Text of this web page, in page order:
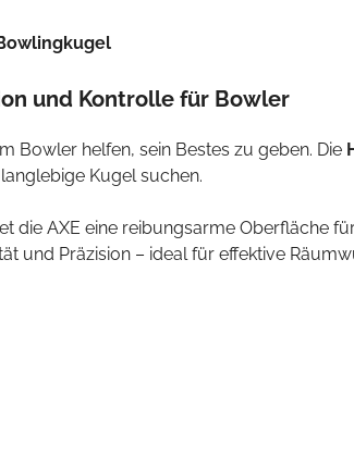
und Kontrolle für Bowler
Bowler helfen, sein Bestes zu geben. Die
Kugel suchen.
die AXE eine reibungsarme Oberfläche
und Präzision – ideal für effektive